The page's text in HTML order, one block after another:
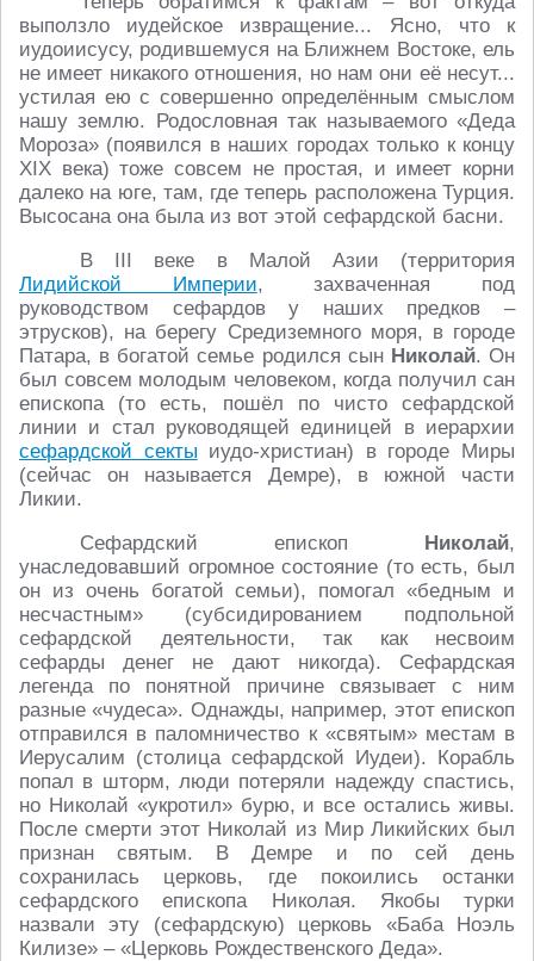
выползло иудейское извращение... Ясно, что к
иудоиисусу, родившемуся на Ближнем Востоке, ель
не имеет никакого отношения, но нам они её несут...
устилая ею с совершенно определённым смыслом
нашу землю. Родословная так называемого «Деда
Мороза» (появился в наших городах только к концу
XIX века) тоже совсем не простая, и имеет корни
далеко на юге, там, где теперь расположена Турция.
Высосана она была из вот этой сефардской басни.
В III веке в Малой Азии (территория
Лидийской Империи, захваченная под
руководством сефардов у наших предков –
этрусков), на берегу Средиземного моря, в городе
Патара, в богатой семье родился сын Николай. Он
был совсем молодым человеком, когда получил сан
епископа (то есть, пошёл по чисто сефардской
линии и стал руководящей единицей в иерархии
сефардской секты иудо-христиан) в городе Миры
(сейчас он называется Демре), в южной части
Ликии.
Сефардский епископ Николай,
унаследовавший огромное состояние (то есть, был
он из очень богатой семьи), помогал «бедным и
несчастным» (субсидированием подпольной
сефардской деятельности, так как несвоим
сефарды денег не дают никогда). Сефардская
легенда по понятной причине связывает с ним
разные «чудеса». Однажды, например, этот епископ
отправился в паломничество к «святым» местам в
Иерусалим (столица сефардской Иудеи). Корабль
попал в шторм, люди потеряли надежду спастись,
но Николай «укротил» бурю, и все остались живы.
После смерти этот Николай из Мир Ликийских был
признан святым. В Демре и по сей день
сохранилась церковь, где покоились останки
сефардского епископа Николая. Якобы турки
назвали эту (сефардскую) церковь «Баба Ноэль
Килизе» – «Церковь Рождественского Деда».